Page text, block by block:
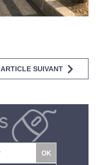
ARTICLE SUIVANT